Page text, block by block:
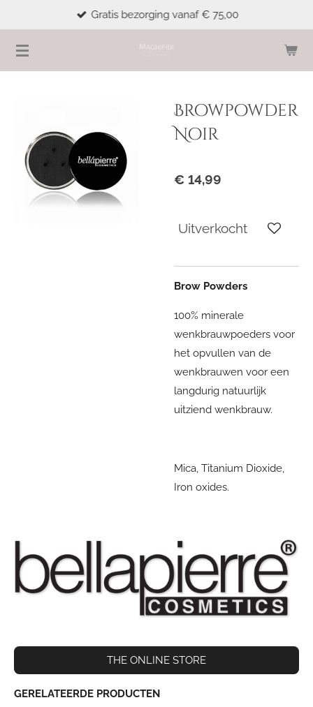
naar
de
Gratis bezorging vanaf € 75,00
Browpowder
Noir
€ 14,99
Uitverkocht
Brow Powders
100% minerale
wenkbrauwpoeders voor
het opvullen van de
wenkbrauwen voor een
langdurig natuurlijk
uitziend wenkbrauw.
Mica, Titanium Dioxide,
Iron oxides.
THE ONLINE STORE
GERELATEERDE PRODUCTEN